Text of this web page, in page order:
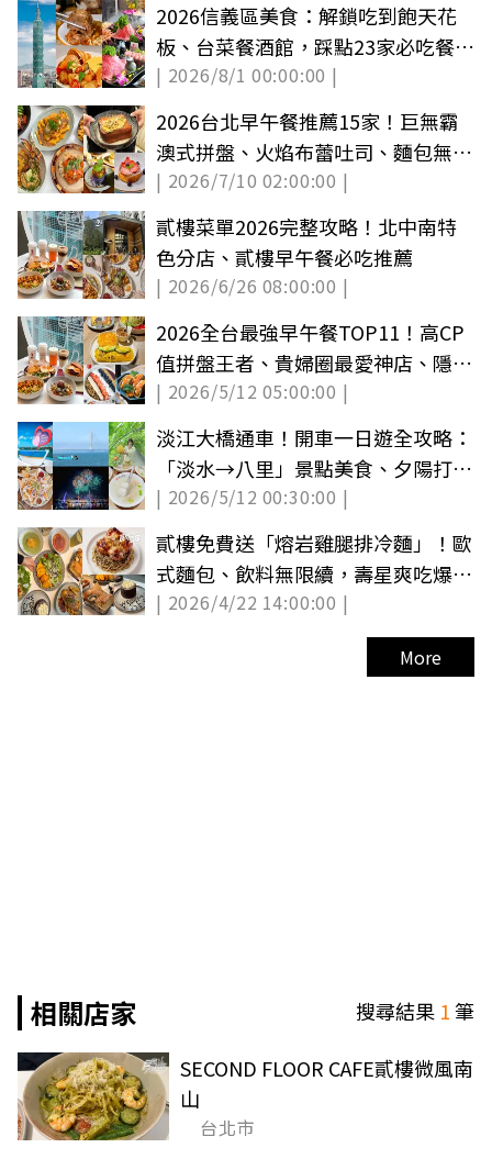
2026信義區美食：解鎖吃到飽天花
板、台菜餐酒館，踩點23家必吃餐
廳！
| 2026/8/1 00:00:00 |
2026台北早午餐推薦15家！巨無霸
澳式拼盤、火焰布蕾吐司、麵包無限
續到飽
| 2026/7/10 02:00:00 |
貳樓菜單2026完整攻略！北中南特
色分店、貳樓早午餐必吃推薦
| 2026/6/26 08:00:00 |
2026全台最強早午餐TOP11！高CP
值拼盤王者、貴婦圈最愛神店、隱藏
版老宅
| 2026/5/12 05:00:00 |
淡江大橋通車！開車一日遊全攻略：
「淡水→八里」景點美食、夕陽打卡
懶人包
| 2026/5/12 00:30:00 |
貳樓免費送「熔岩雞腿排冷麵」！歐
式麵包、飲料無限續，壽星爽吃爆漿
布朗尼
| 2026/4/22 14:00:00 |
More
相關店家 搜尋結果 1筆
SECOND FLOOR CAFE貳樓微風南
山
台北市